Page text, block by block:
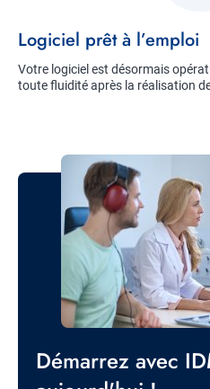
Title
Logiciel prêt à l’emploi
Description
Votre logiciel est désormais
toute fluidité après la réalisation
Image
Titre
Démarrez avec